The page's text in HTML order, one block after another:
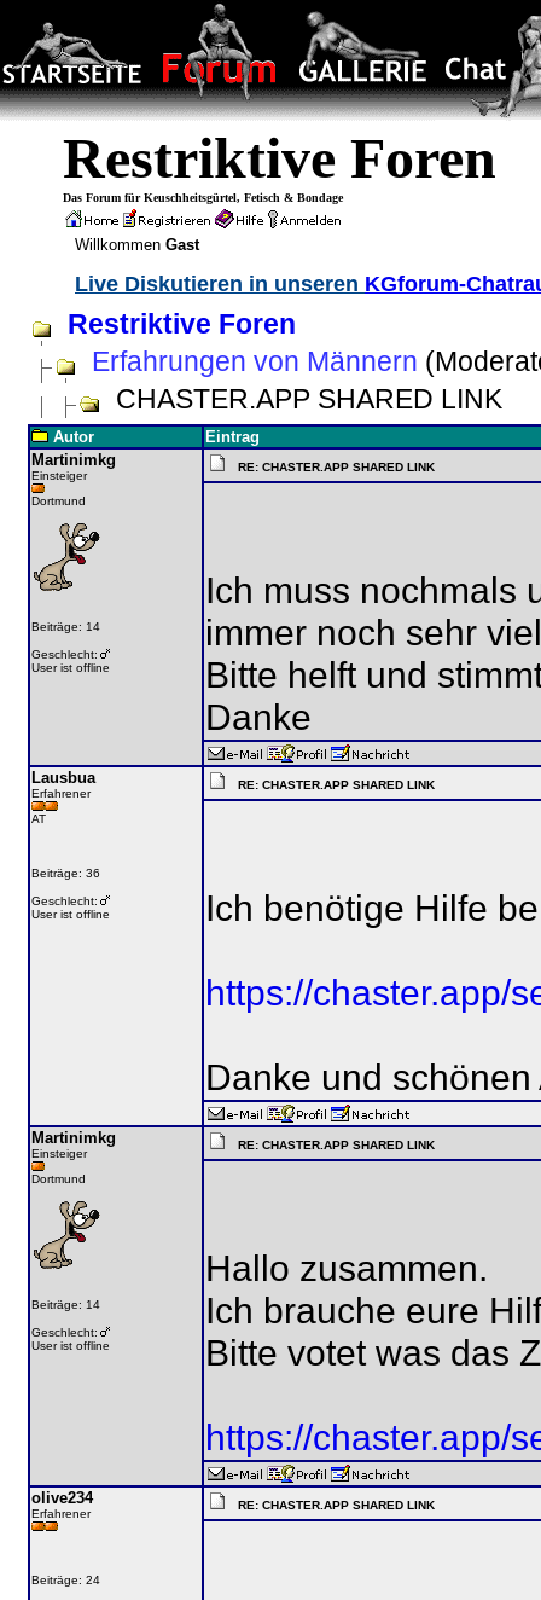
Restriktive Foren
Das Forum für Keuschheitsgürtel, Fetisch & Bondage
Willkommen Gast
Live Diskutieren in unseren KGforum-
Restriktive Foren
Erfahrungen von Männern
CHASTER.APP SHARED LINK
Autor
Eintrag
Martinimkg
Einsteiger
Dortmund
Beiträge: 14
Geschlecht:
User ist offline
RE: CHASTER.APP SHARED LINK
Ich muss nochmals
immer noch sehr
Bitte helft und
Danke
Lausbua
Erfahrener
AT
Beiträge: 36
Geschlecht:
User ist offline
RE: CHASTER.APP SHARED LINK
Ich benötige Hilfe
https://chaster.app/
Danke und schönen
Martinimkg
Einsteiger
Dortmund
Beiträge: 14
Geschlecht:
User ist offline
RE: CHASTER.APP SHARED LINK
Hallo zusammen.
Ich brauche eure
Bitte votet was das
https://chaster.app/
olive234
Erfahrener
Beiträge: 24
RE: CHASTER.APP SHARED LINK